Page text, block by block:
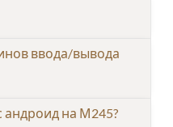
ввода/вывода
андроид на М245?